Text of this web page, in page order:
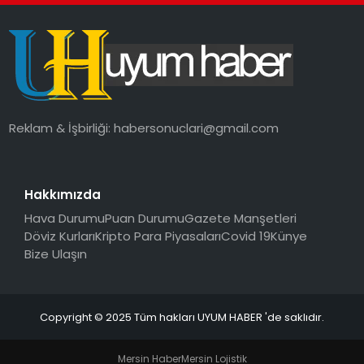
MAGAZIN
YAŞAM
Reklam & İşbirliği:habersonuclari@gmail.com
Hakkımızda
Hava DurumuPuan DurumuGazete Manşetleri
Döviz KurlarıKripto Para PiyasalarıCovid 19Künye
Bize Ulaşın
Copyright © 2025 Tüm hakları UYUM HABER 'de saklıdır.
Mersin HaberMersin Lojistik